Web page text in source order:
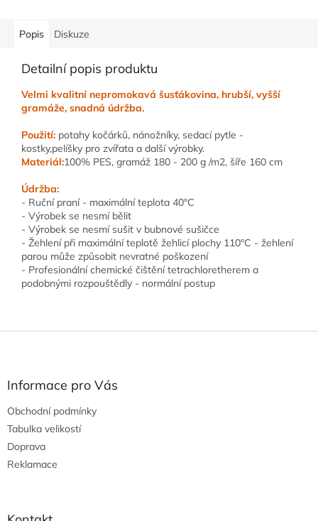
Popis Diskuze
Detailní popis produktu
Velmi kvalitní nepromokavá šusťákovina, hrubší, vyšší
gramáže, snadná údržba.
Použití: potahy kočárků, nánožníky, sedací pytle -
kostky,pelíšky pro zvířata a další výrobky.
Materiál:100% PES, gramáž 180 - 200 g /m2, šíře 160 cm
Údržba:
- Ruční praní - maximální teplota 40°C
- Výrobek se nesmí bělit
- Výrobek se nesmí sušit v bubnové sušičce
- Žehlení při maximální teplotě žehlicí plochy 110°C - žehlení
parou může způsobit nevratné poškození
- Profesionální chemické čištění tetrachloretherem a
podobnými rozpouštědly - normální postup
Informace pro Vás
Obchodní podmínky
Tabulka velikostí
Doprava
Reklamace